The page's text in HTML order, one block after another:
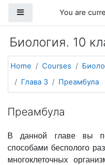
Side panelYou are
Биология. 10
Home Courses
Глава 3
Преамбула
Преамбула
В данной главе вы
способами бесполого
многоклеточных